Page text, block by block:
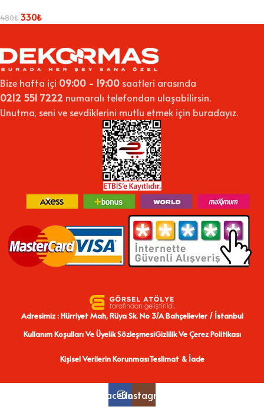
480₺330₺
Bize hafta içi 09:00 - 19:00 saatleri arasında
0212 551 7222 numaralı telefondan ulaşabilirsin.
Unutma, seni ve sevdiklerini mutlu etmek için buradayız.
Adresimiz : Hürriyet Mah, Rüya Sk. No 3/A Bahçelievler / İstanbul
Kullanım Koşulları Ve Üyelik SözleşmesiGizlilik Ve Çerez Politikası
Kişisel Verilerin KorunmasıTeslimat & İade
FacebookInstagram